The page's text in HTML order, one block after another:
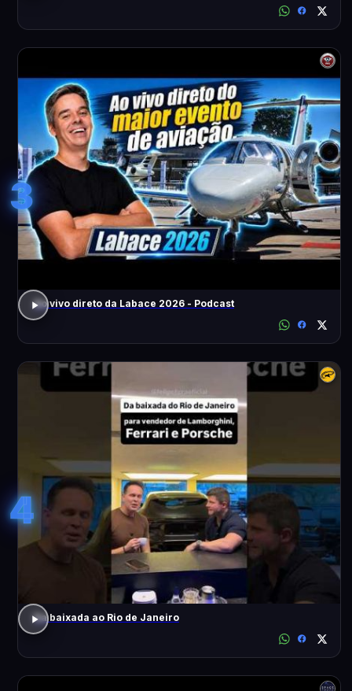
3
Ao vivo direto da Labace 2026 - Podcast
4
Da baixada ao Rio de Janeiro